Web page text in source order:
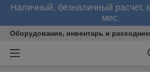
Наличный, безналичный расчет,
мес.
Оборудование, инвентарь и